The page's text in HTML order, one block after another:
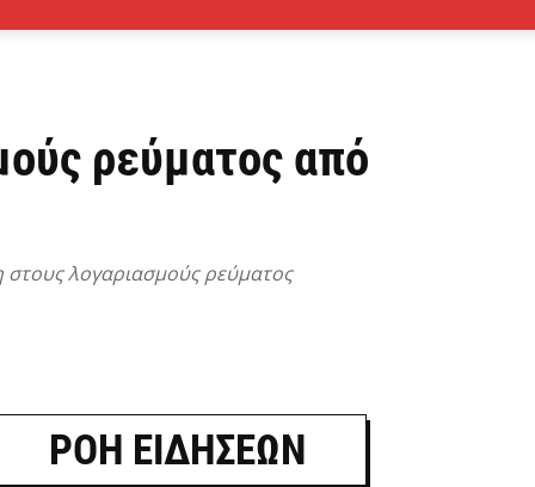
ρεύματος από
στους λογαριασμούς ρεύματος
ΡΟΗ ΕΙΔΗΣΕΩΝ